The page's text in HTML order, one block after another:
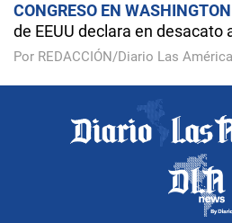
CONGRESO EN WASHINGTON
de EEUU declara en desacato
Por REDACCIÓN/Diario Las